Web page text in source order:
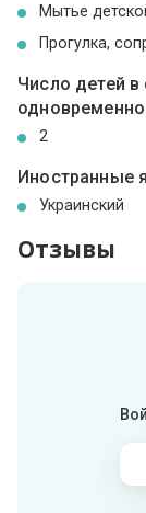
Мытье
Прогулка,
Число детей
2
Иностранные
Украинский
Отзывы